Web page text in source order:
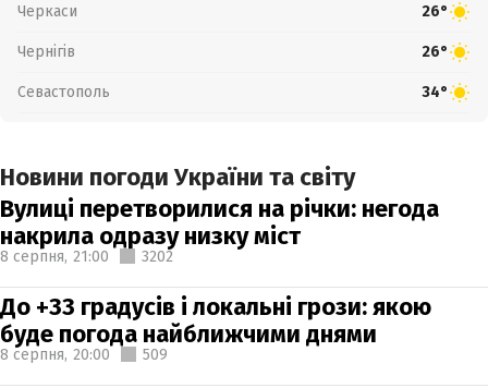
Черкаси 26°
Чернігів 26°
Севастополь 34°
Новини погоди України та світу
Вулиці перетворилися на річки: негода
накрила одразу низку міст
8 серпня, 21:00 3202
До +33 градусів і локальні грози: якою
буде погода найближчими днями
8 серпня, 20:00 509